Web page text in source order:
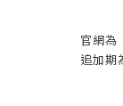
官網為
追加期